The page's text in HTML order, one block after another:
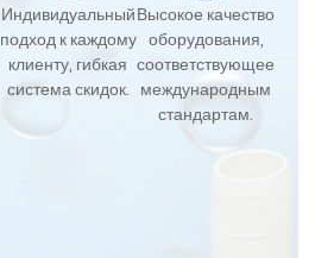
Индивидуальный
подход к каждому
клиенту, гибкая
система скидок.
Высокое качество
оборудования,
соответствующее
международным
стандартам.